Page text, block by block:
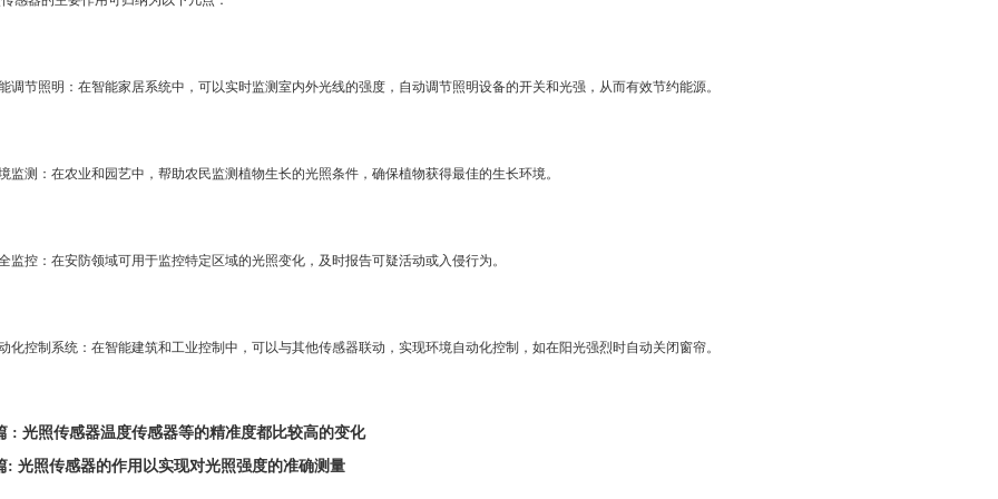
调节照明：在智能家居系统中，可以实时监测室内外光线的强度，自动调节照明设备的开关和光强，从而有效节约能源。
监测：在农业和园艺中，帮助农民监测植物生长的光照条件，确保植物获得最佳的生长环境。
监控：在安防领域可用于监控特定区域的光照变化，及时报告可疑活动或入侵行为。
化控制系统：在智能建筑和工业控制中，可以与其他传感器联动，实现环境自动化控制，如在阳光强烈时自动关闭窗帘。
: 光照传感器温度传感器等的精准度都比较高的变化
: 光照传感器的作用以实现对光照强度的准确测量